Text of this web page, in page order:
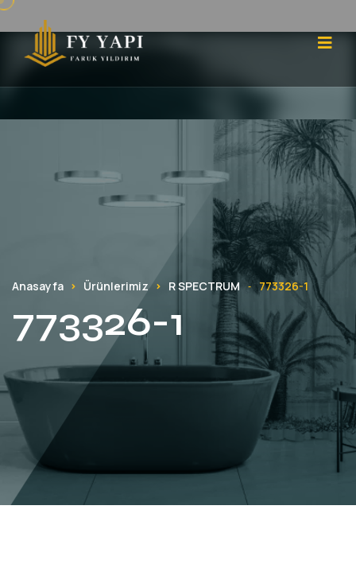
Anasayfa Ürünlerimiz R SPECTRUM - 773326-1
773326-1